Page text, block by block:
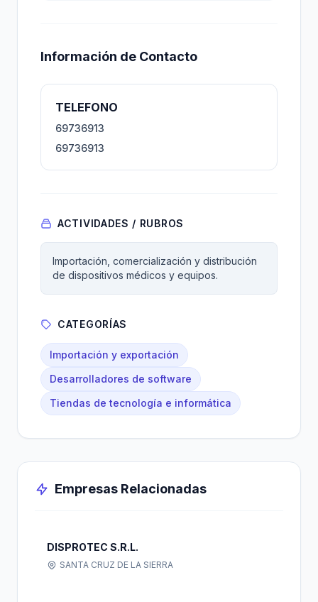
Información de Contacto
TELEFONO
69736913
69736913
ACTIVIDADES / RUBROS
Importación, comercialización y distribución
de dispositivos médicos y equipos.
CATEGORÍAS
Importación y exportación
Desarrolladores de software
Tiendas de tecnología e informática
Empresas Relacionadas
DISPROTEC S.R.L.
SANTA CRUZ DE LA SIERRA